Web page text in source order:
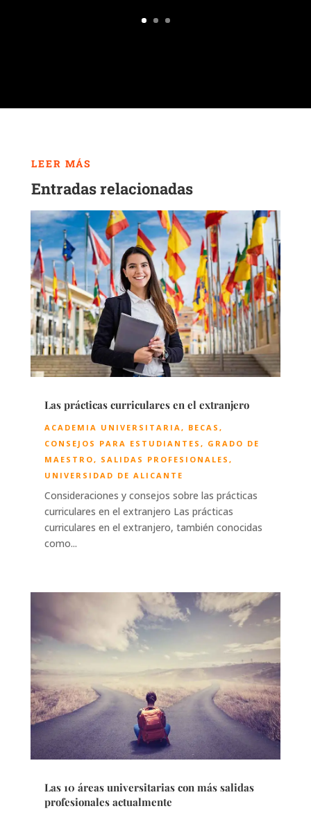
LEER MÁS
Entradas relacionadas
Las prácticas curriculares en el extranjero
ACADEMIA UNIVERSITARIA , BECAS ,
CONSEJOS PARA ESTUDIANTES , GRADO DE
MAESTRO, SALIDAS PROFESIONALES ,
UNIVERSIDAD DE ALICANTE
Consideraciones y consejos sobre las prácticas
curriculares en el extranjero Las prácticas
curriculares en el extranjero, también conocidas
como...
Las 10 áreas universitarias con más salidas
profesionales actualmente